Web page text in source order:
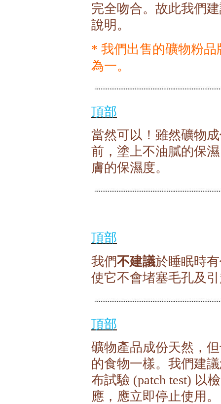
完全吻合。故此我們
說明。
* 我們出售的礦物粉
為一。
頂部
當然可以！雖然礦物
前，塗上不油膩的保
膚的保濕度。
頂部
我們不建議於睡眠時
使它不會堵塞毛孔及
頂部
礦物產品成份天然，
的食物一樣。我們建
布試驗 (patch test) 以
應，應立即停止使用。